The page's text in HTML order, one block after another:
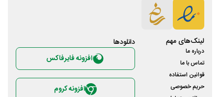
لینک‌های مهم
درباره ما
تماس با ما
قوانین استفاده
حریم خصوصی
دانلود‌ها
افزونه فایرفاکس
افزونه کروم